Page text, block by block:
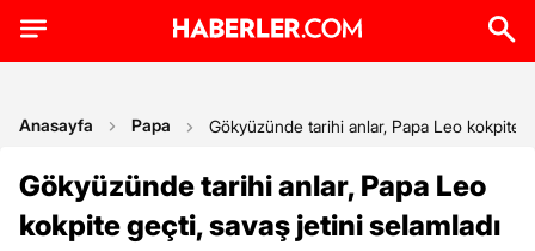
Anasayfa Papa Gökyüzünde tarihi anlar, Papa Leo kokpite
Gökyüzünde tarihi anlar, Papa Leo
kokpite geçti, savaş jetini selamladı